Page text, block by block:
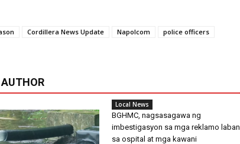
Cordillera News Update Napolcom
police officers
Local News
BGHMC, nagsasagawa ng
imbestigasyon sa mga reklamo laban
sa ospital at mga kawani